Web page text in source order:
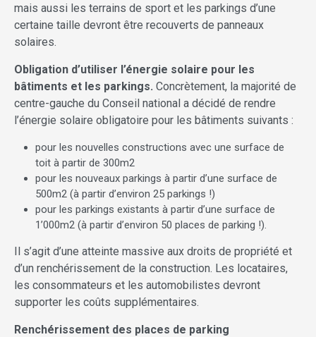
mais aussi les terrains de sport et les parkings d’une
certaine taille devront être recouverts de panneaux
solaires.
Obligation d’utiliser l’énergie solaire pour les
bâtiments et les parkings. Concrètement, la majorité de
centre-gauche du Conseil national a décidé de rendre
l’énergie solaire obligatoire pour les bâtiments suivants :
pour les nouvelles constructions avec une surface de
toit à partir de 300m2
pour les nouveaux parkings à partir d’une surface de
500m2 (à partir d’environ 25 parkings !)
pour les parkings existants à partir d’une surface de
1’000m2 (à partir d’environ 50 places de parking !).
Il s’agit d’une atteinte massive aux droits de propriété et
d’un renchérissement de la construction. Les locataires,
les consommateurs et les automobilistes devront
supporter les coûts supplémentaires.
Renchérissement des places de parking